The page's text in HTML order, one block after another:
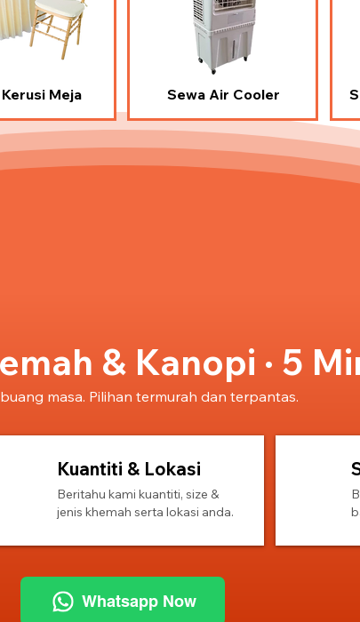
Meja Sewa Air Cooler
& Kanopi · 5
masa. Pilihan termurah dan terpantas.
Kuantiti & Lokasi
Beritahu kami kuantiti, size &
jenis khemah serta lokasi anda.
Whatsapp Now